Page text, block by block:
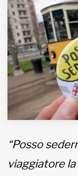
Iscriviti alla
Fondato e diretto da
Bernardis
EDB edizioni - Via
Imbonati, 89 20159
Informativa sulla
“Posso
viaggiatore